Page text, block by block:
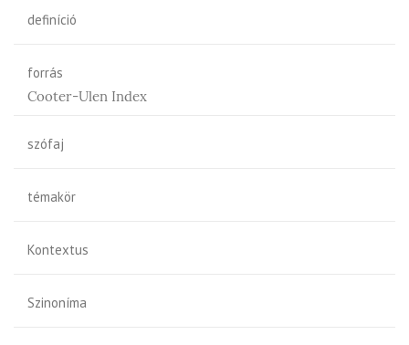
definíció
forrás
Cooter-Ulen Index
szófaj
témakör
Kontextus
Szinoníma